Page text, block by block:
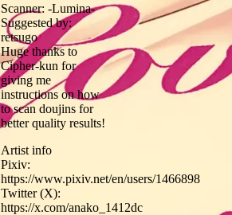
Scanner: -Lumina-
Suggested by:
retsugo
Huge thanks to
Cipher-kun for
giving me
instructions on how
to scan doujins for
better quality results!
Artist info
Pixiv:
https://www.pixiv.net/en/users/1466898
Twitter (X):
https://x.com/anako_1412dc